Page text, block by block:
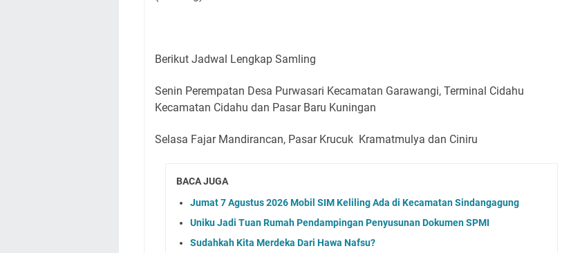
Berikut Jadwal Lengkap Samling
Senin Perempatan Desa Purwasari Kecamatan Garawangi, Terminal Cidahu
Kecamatan Cidahu dan Pasar Baru Kuningan
Selasa Fajar Mandirancan, Pasar Krucuk Kramatmulya dan Ciniru
BACA JUGA
Jumat 7 Agustus 2026 Mobil SIM Keliling Ada di Kecamatan Sindangagung
Uniku Jadi Tuan Rumah Pendampingan Penyusunan Dokumen SPMI
Sudahkah Kita Merdeka Dari Hawa Nafsu?